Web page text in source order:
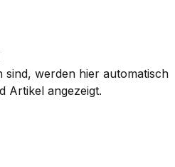
sind, werden hier automatisch
Artikel angezeigt.